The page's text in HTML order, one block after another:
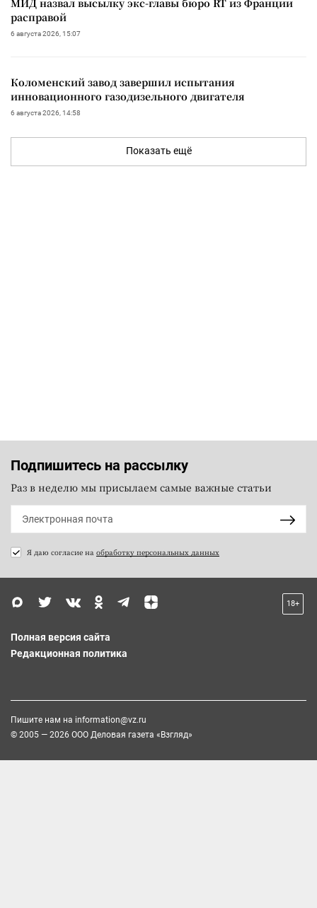
МИД назвал высылку экс-главы бюро RT из Франции
расправой
6 августа 2026, 15:07
Коломенский завод завершил испытания
инновационного газодизельного двигателя
6 августа 2026, 14:58
Показать ещё
Подпишитесь на рассылку
Раз в неделю мы присылаем самые важные статьи
Я даю согласие на обработку персональных данных
18+
Полная версия сайта
Редакционная политика
Пишите нам на information@vz.ru
© 2005 — 2026 ООО Деловая газета «Взгляд»